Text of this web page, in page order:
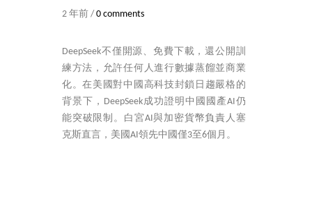
2 年前 / 0 comments
DeepSeek不僅開源、免費下載，還公開訓
練方法，允許任何人進行數據蒸餾並商業
化。在美國對中國高科技封鎖日趨嚴格的
背景下，DeepSeek成功證明中國國產AI仍
能突破限制。白宮AI與加密貨幣負責人塞
克斯直言，美國AI領先中國僅3至6個月。